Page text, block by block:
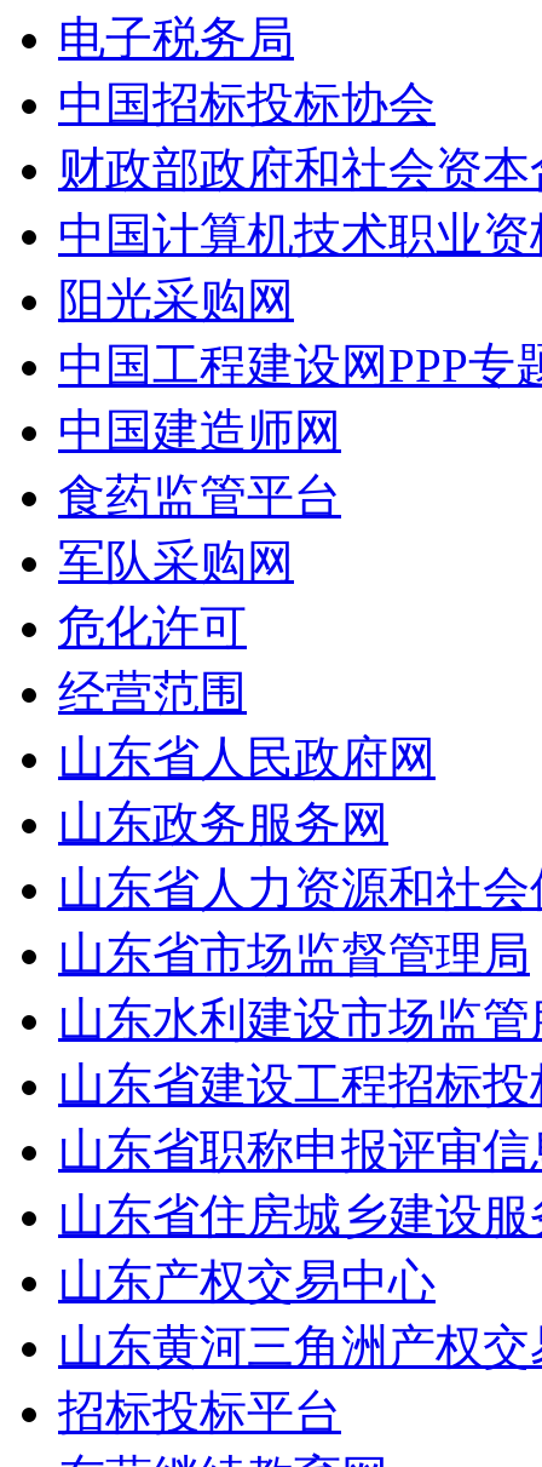
电子税务局
中国招标投标协会
财政部政府和社会资
中国计算机技术职业资
阳光采购网
中国工程建设网PPP专
中国建造师网
食药监管平台
军队采购网
危化许可
经营范围
山东省人民政府网
山东政务服务网
山东省人力资源和社
山东省市场监督管理局
山东水利建设市场监
山东省建设工程招标
山东省职称申报评审
山东省住房城乡建设
山东产权交易中心
山东黄河三角洲产权
招标投标平台